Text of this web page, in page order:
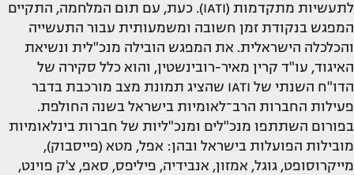
לתעשיות מתקדמות (IATI). כעת, עם תום המלחמה, התקיים
המפגש בנקודת זמן חשובה ומשמעותית עבור התעשייה
והכלכלה הישראלית. את המפגש הובילה מנכ"לית ונשיאת
האיגוד, עו"ד קרין מאיר-רובינשטין, והוא כלל סקירה של
הדו"ח השנתי של IATI שהציג תמונת מצב מורכבת בדבר
פעילות החברות הרב־לאומיות בישראל בשנה החולפת.
בפורום השתתפו מנכ"לים ומנכ"ליות של חברות בינלאומיות
מובילות הפועלות בישראל ובהן: אפל, מטא (פייסבוק),
מייקרוסופט, גוגל, אמזון, אנבידיה, פיליפס, סאפ, צ'ק פוינט,